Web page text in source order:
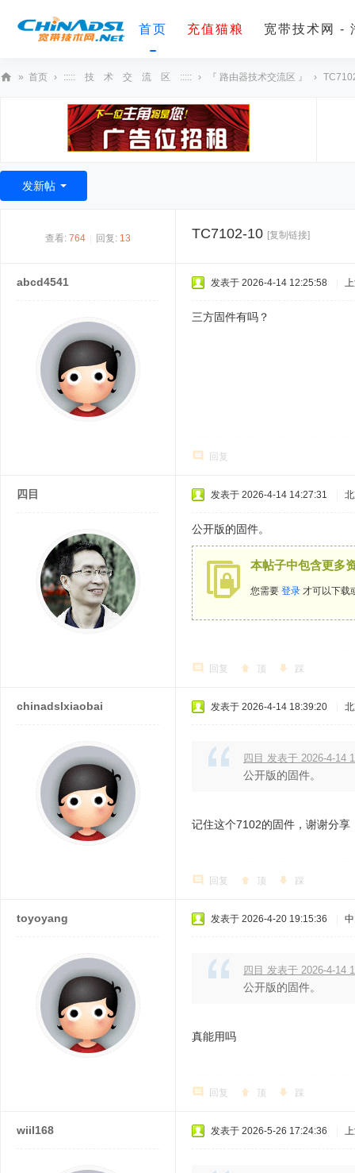
首页 充值猫粮 宽带技术网 -
术
» 首页 › ::::: 技 术 交 流 区 ::::: › 『 路由器技术交流区 』 ›
发新帖
查看: 764 回复: 13 TC7102-10 [复制链接]
abcd4541 发表于 2026-4-14 12:25:58
三方固件有吗？
回复
四目 发表于 2026-4-14 14:27:31
公开版的固件。
本帖子中包含更多
您需要 登录 才可以下载
回复 顶 踩
chinadslxiaobai 发表于 2026-4-14 18:39:20
四目 发表于 2026-4-14
公开版的固件。
记住这个7102的固件，谢谢分享
回复 顶 踩
toyoyang 发表于 2026-4-20 19:15:36
四目 发表于 2026-4-14
公开版的固件。
真能用吗
回复 顶 踩
wiil168 发表于 2026-5-26 17:24:36